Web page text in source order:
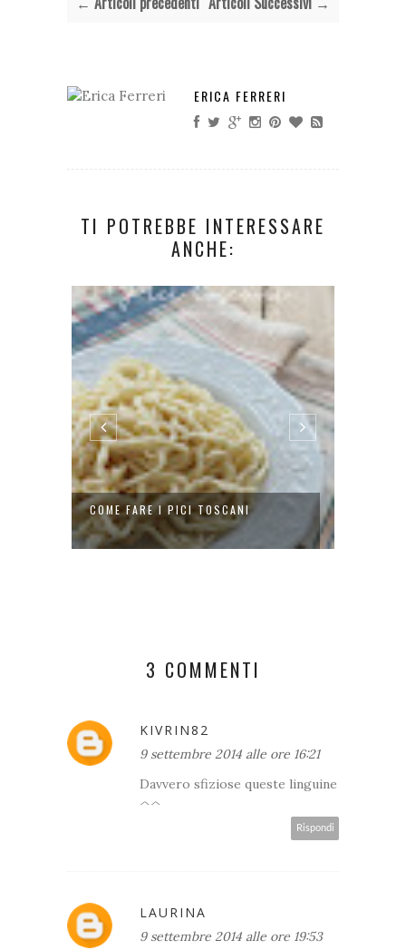
ERICA FERRERI
TI POTREBBE INTERESSARE
ANCHE:
COME FARE I PICI TOSCANI
3 COMMENTI
KIVRIN82
9 settembre 2014 alle ore 16:21
Davvero sfiziose queste linguine
^^
Rispondi
LAURINA
9 settembre 2014 alle ore 19:53